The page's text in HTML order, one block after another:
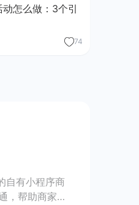
怎么做：3个引
74
自有小程序商
，帮助商家快